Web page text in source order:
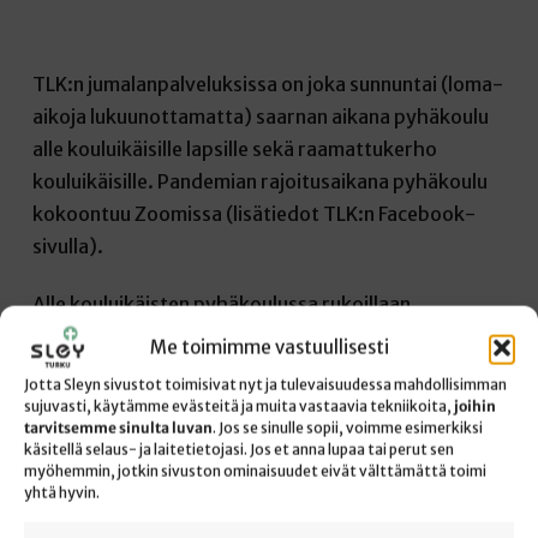
Me toimimme vastuullisesti
Jotta Sleyn sivustot toimisivat nyt ja tulevaisuudessa mahdollisimman
sujuvasti, käytämme evästeitä ja muita vastaavia tekniikoita, joihin
tarvitsemme sinulta luvan. Jos se sinulle sopii, voimme esimerkiksi
käsitellä selaus- ja laitetietojasi. Jos et anna lupaa tai perut sen
myöhemmin, jotkin sivuston ominaisuudet eivät välttämättä toimi
yhtä hyvin.
TLK:n jumalanpalveluksissa on joka sunnuntai (loma-
aikoja lukuunottamatta) saarnan aikana pyhäkoulu
alle kouluikäisille lapsille sekä raamattukerho
kouluikäisille. Pandemian rajoitusaikana pyhäkoulu
kokoontuu Zoomissa (lisätiedot TLK:n Facebook-
sivulla).
Alle kouluikäisten pyhäkoulussa rukoillaan,
lauletaan, jutellaan, askarrellaan ja tutustutaan
yhdessä Raamattuun.
Kouluikäisille tarkoitetussa raamattukerhossa on
joka kolmas kerta kaikenikäisille koululaisille
yhteinen, monipuolisesti havainnollistettu